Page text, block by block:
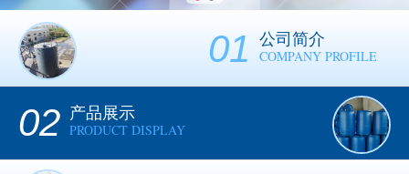
01 公司简介
COMPANY PROFILE
02 产品展示
PRODUCT DISPLAY